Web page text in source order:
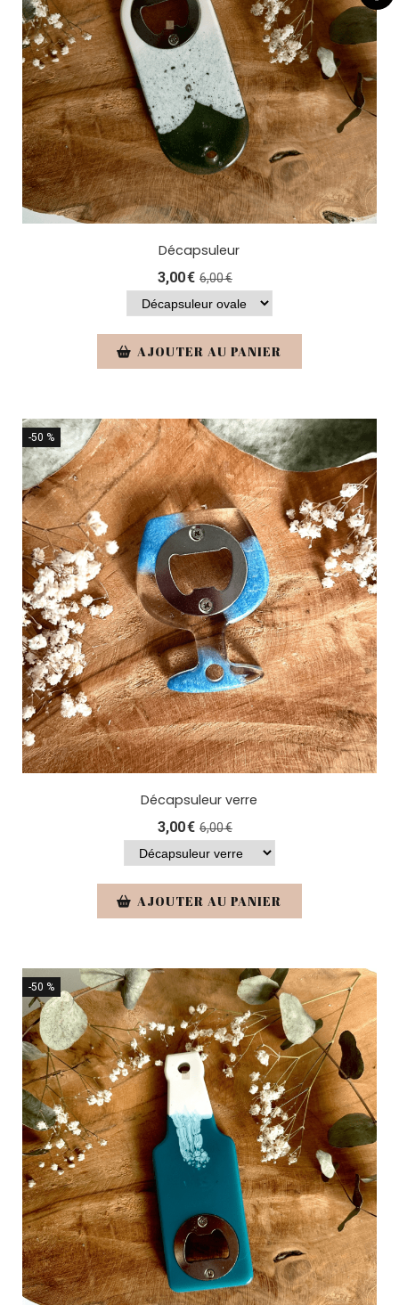
Décapsuleur
3,00€ 6,00€
AJOUTER AU PANIER
-50 %
Décapsuleur verre
3,00€ 6,00€
AJOUTER AU PANIER
-50 %